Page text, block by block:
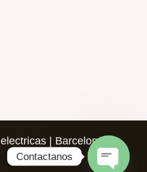
| Barcelona
Contactanos